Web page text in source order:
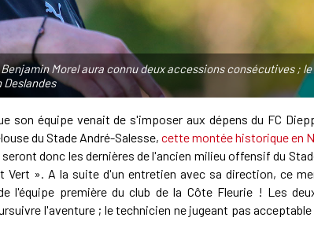
Morel aura connu deux accessions consécutives ;
Deslandes
son équipe venait de s'imposer aux dépens du FC
du Stade André-Salesse,cette montée historique en
donc les dernières de l'ancien milieu offensif du
Vert ». A la suite d'un entretien avec sa direction, ce
l'équipe première du club de la Côte Fleurie ! Les
l'aventure ; le technicien ne jugeant pas